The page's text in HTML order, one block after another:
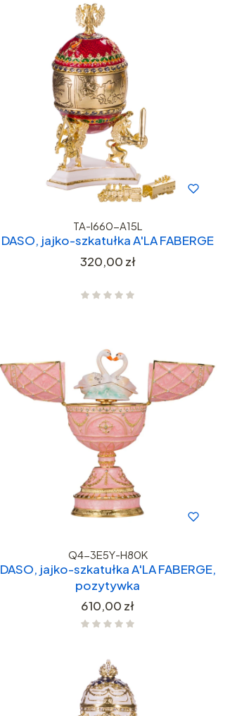
TA-I660-A15L
DASO, jajko-szkatułka A'LA FABERGE
Cena
320,00 zł
Q4-3E5Y-H80K
DASO, jajko-szkatułka A'LA FABERGE,
pozytywka
Cena
610,00 zł